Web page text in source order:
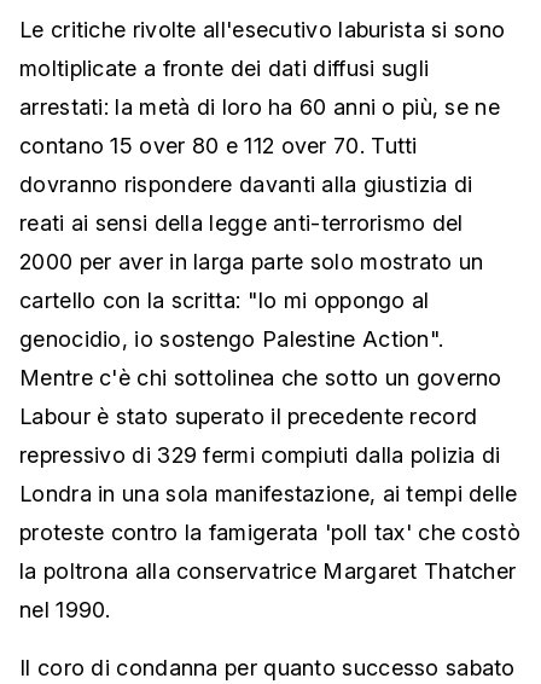
Le critiche rivolte all'esecutivo laburista si sono
moltiplicate a fronte dei dati diffusi sugli
arrestati: la metà di loro ha 60 anni o più, se ne
contano 15 over 80 e 112 over 70. Tutti
dovranno rispondere davanti alla giustizia di
reati ai sensi della legge anti-terrorismo del
2000 per aver in larga parte solo mostrato un
cartello con la scritta: "Io mi oppongo al
genocidio, io sostengo Palestine Action".
Mentre c'è chi sottolinea che sotto un governo
Labour è stato superato il precedente record
repressivo di 329 fermi compiuti dalla polizia di
Londra in una sola manifestazione, ai tempi delle
proteste contro la famigerata 'poll tax' che costò
la poltrona alla conservatrice Margaret Thatcher
nel 1990.
Il coro di condanna per quanto successo sabato